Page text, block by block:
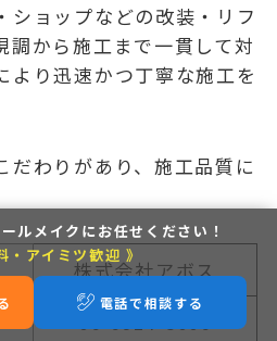
ショップなどの改装・リフ
調から施工まで一貫して対
より迅速かつ丁寧な施工を
だわりがあり、施工品質に
株式会社アボス
ルメイクにお任せください！
・アイミツ歓迎 》
電話で相談する